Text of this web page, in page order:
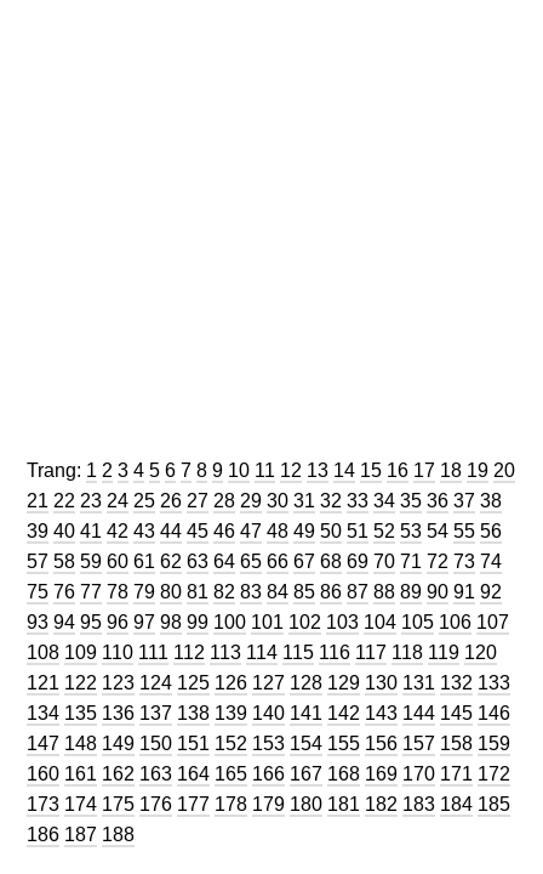
Trang: Trang
1 Trang
2 Trang
3 Trang
4 Trang
5 Trang
6 Trang
7 Trang
8 Trang
9 Trang
10 Trang
11 Trang
12 Trang
13 Trang
14 Trang
15 Trang
16 Trang
17 Trang
18 Trang
19 Trang
20
Trang
21 Trang
22 Trang
23 Trang
24 Trang
25 Trang
26 Trang
27 Trang
28 Trang
29 Trang
30 Trang
31 Trang
32 Trang
33 Trang
34 Trang
35 Trang
36 Trang
37 Trang
38
39 Trang
40 Trang
41 Trang
42 Trang
43 Trang
44 Trang
45 Trang
46 Trang
47 Trang
48 Trang
49 Trang
50 Trang
51 Trang
52 Trang
53 Trang
54 Trang
55 Trang
56
57 Trang
58 Trang
59 Trang
60 Trang
61 Trang
62 Trang
63 Trang
64 Trang
65 Trang
66 Trang
67 Trang
68 Trang
69 Trang
70 Trang
71 Trang
72 Trang
73 Trang
74
75 Trang
76 Trang
77 Trang
78 Trang
79 Trang
80 Trang
81 Trang
82 Trang
83 Trang
84 Trang
85 Trang
86 Trang
87 Trang
88 Trang
89 Trang
90 Trang
91 Trang
92
93 Trang
94 Trang
95 Trang
96 Trang
97 Trang
98 Trang
99 Trang
100 Trang
101 Trang
102 Trang
103 Trang
104 Trang
105 Trang
106 Trang
107
108 Trang
109 Trang
110 Trang
111 Trang
112 Trang
113 Trang
114 Trang
115 Trang
116 Trang
117 Trang
118 Trang
119 Trang
120
121 Trang
122 Trang
123 Trang
124 Trang
125 Trang
126 Trang
127 Trang
128 Trang
129 Trang
130 Trang
131 Trang
132 Trang
133
134 Trang
135 Trang
136 Trang
137 Trang
138 Trang
139 Trang
140 Trang
141 Trang
142 Trang
143 Trang
144 Trang
145 Trang
146
147 Trang
148 Trang
149 Trang
150 Trang
151 Trang
152 Trang
153 Trang
154 Trang
155 Trang
156 Trang
157 Trang
158 Trang
159
160 Trang
161 Trang
162 Trang
163 Trang
164 Trang
165 Trang
166 Trang
167 Trang
168 Trang
169 Trang
170 Trang
171 Trang
172
173 Trang
174 Trang
175 Trang
176 Trang
177 Trang
178 Trang
179 Trang
180 Trang
181 Trang
182 Trang
183 Trang
184 Trang
185
186 Trang
187 Trang
188